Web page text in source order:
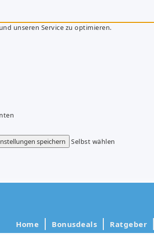
unseren Service zu optimieren.
speichern
Selbst wählen
Home Bonusdeals Ratgeber